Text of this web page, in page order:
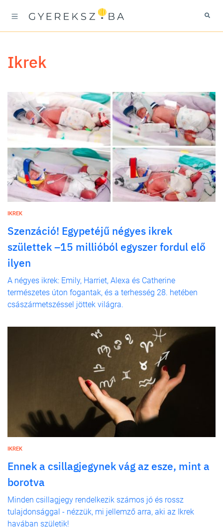
ikrek
IKREK
Szenzáció! Egypetéjű négyes ikrek
születtek –15 millióból egyszer fordul elő
ilyen
A négyes ikrek: Emily, Harriet, Alexa és Catherine
természetes úton fogantak, és a terhesség 28. hetében
császármetszéssel jöttek világra.
IKREK
Ennek a csillagjegynek vág az esze, mint a
borotva
Minden csillagjegy rendelkezik számos jó és rossz
tulajdonsággal - nézzük, mi jellemző arra, aki az Ikrek
havában születik!